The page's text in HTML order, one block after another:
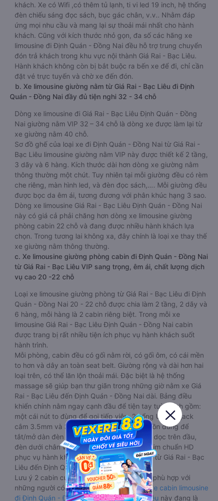
khách. Xe có Wifi ,có thêm tủ lạnh, ti vi led 19 inch, hệ thống
đèn chiếu sáng đọc sách, bục gác chân, v.v.. Nhằm đáp
ứng mọi nhu cầu và mang lại sự thoải mái nhất cho hành
khách. Cũng với kích thước nhỏ gọn, đa số các hãng xe
limousine đi Định Quán - Đồng Nai đều hỗ trợ trung chuyển
đón trả khách trong khu vực nội thành Giá Rai - Bạc Liêu.
Hành khách không còn bị bắt buộc ra bến xe để đi, chỉ cần
đặt vé trực tuyến và chờ xe đến đón.
b. Xe limousine giường nằm từ Giá Rai - Bạc Liêu đi Định
Quán - Đồng Nai đầy đủ tiện nghi 32 - 34 chỗ
Dòng xe limousine đi Giá Rai - Bạc Liêu Định Quán - Đồng
Nai giường nằm VIP 32 – 34 chỗ là dòng xe được làm lại từ
xe giường nằm 40 chỗ.
Sơ đồ ghế của loại xe đi Định Quán - Đồng Nai từ Giá Rai -
Bạc Liêu limousine giường nằm VIP này được thiết kế 2 tầng,
3 dãy và 6 hàng. Kích thước dài hơn dòng xe giường nằm
thông thường một chút. Tuy nhiên tại mỗi giường đều có rèm
che riêng, màn hình led, và đèn đọc sách,…. Mỗi giường đều
được bọc da êm ái, tương đương với phân khúc hạng 3 sao.
Dòng xe limousine Giá Rai - Bạc Liêu Định Quán - Đồng Nai
này có giá cả phải chăng hơn dòng xe limousine giường
phòng cabin 22 chỗ và đang được nhiều hành khách lựa
chọn. Trong tương lai không xa, đây chính là loại xe thay thế
xe giường nằm thông thường.
c. Xe limousine giường phòng cabin đi Định Quán - Đồng Nai
từ Giá Rai - Bạc Liêu VIP sang trọng, êm ái, chất lượng dịch
vụ cao 20 -22 chỗ
Loại xe limousine giường phòng từ Giá Rai - Bạc Liêu đi Định
Quán - Đồng Nai 20 - 22 chỗ được chia làm 2 tầng, 2 dãy và
6 hàng, mỗi hàng là 2 cabin riêng biệt. Trong mỗi xe
limousine Giá Rai - Bạc Liêu Định Quán - Đồng Nai cabin
được trang bị rất nhiều tiện ích phục vụ hành khách suốt
hành trình.
Mỗi phòng, cabin đều có gối nằm rời, có gối ôm, có cái mền
to hơn và dây an toàn seat belt. Giường rộng và dài hơn hai
loại trên, có thể lăn lộn thoải mái. Đặc biệt là hệ thống
massage sẽ giúp bạn thư giãn trong những giờ nằm xe Giá
Rai - Bạc Liêu đến Định Quán - Đồng Nai dài. Bảng điều
khiển chính nằm ngay cạnh đầu để tiện tay tuỳ chỉnh gồm:
một cái nút to đùng để gọi tiếp viên, 2 cổng USB , 1 jack
cắm 3.5mm và 3 cái nút có biểu tượng nguồn dùng để
tắt/mở dàn đèn chính của buồng nằm chạy dọc trên đầu,
đèn dưới chân và màn hình tv có đầy đủ phim chuẩn HD
phục vụ hành khách giải trí trong chuyến đi từ Giá Rai - Bạc
Liêu đến Định Quán - Đồng Nai.
Lưu ý 2 cabin cuối thường thiết kế nhỏ hơn phù hợp với
những người có thân hình nhỏ nhắn. Dòngxe cabin limousine
đi Định Quán - Đồng Nai từ Giá Rai - Bạc Liêu này đang là